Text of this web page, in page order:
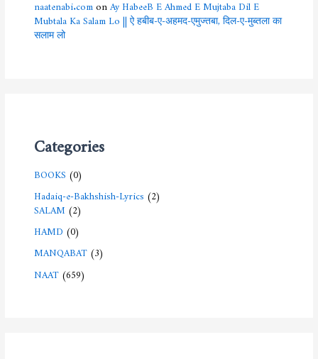
Mubtala Ka Salam Lo || ऐ हबीब-ए-अहमद-एमुज्तबा, दिल-ए-मुब्तला का
सलाम लो
Categories
BOOKS(0)
Hadaiq-e-Bakhshish-Lyrics(2)
SALAM(2)
HAMD(0)
MANQABAT(3)
NAAT(659)